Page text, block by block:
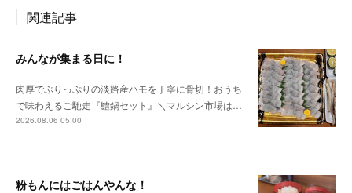
関連記事
みんなが集まる日に！
肉厚でぷりっぷりの淡路産ハモを丁寧に骨切！おうち
で味わえるご馳走『鱧鍋セット』＼マルシン市場は…
2026.08.06 05:00
粉もんにはごはんやんな！